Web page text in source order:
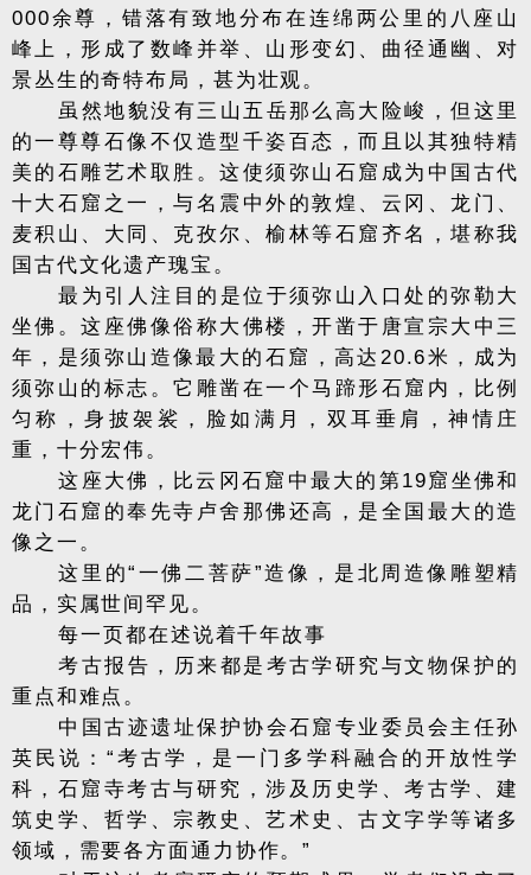
000余尊，错落有致地分布在连绵两公里的八座山
峰上，形成了数峰并举、山形变幻、曲径通幽、对
景丛生的奇特布局，甚为壮观。
虽然地貌没有三山五岳那么高大险峻，但这里
的一尊尊石像不仅造型千姿百态，而且以其独特精
美的石雕艺术取胜。这使须弥山石窟成为中国古代
十大石窟之一，与名震中外的敦煌、云冈、龙门、
麦积山、大同、克孜尔、榆林等石窟齐名，堪称我
国古代文化遗产瑰宝。
最为引人注目的是位于须弥山入口处的弥勒大
坐佛。这座佛像俗称大佛楼，开凿于唐宣宗大中三
年，是须弥山造像最大的石窟，高达20.6米，成为
须弥山的标志。它雕凿在一个马蹄形石窟内，比例
匀称，身披袈裟，脸如满月，双耳垂肩，神情庄
重，十分宏伟。
这座大佛，比云冈石窟中最大的第19窟坐佛和
龙门石窟的奉先寺卢舍那佛还高，是全国最大的造
像之一。
这里的“一佛二菩萨”造像，是北周造像雕塑精
品，实属世间罕见。
每一页都在述说着千年故事
考古报告，历来都是考古学研究与文物保护的
重点和难点。
中国古迹遗址保护协会石窟专业委员会主任孙
英民说：“考古学，是一门多学科融合的开放性学
科，石窟寺考古与研究，涉及历史学、考古学、建
筑史学、哲学、宗教史、艺术史、古文字学等诸多
领域，需要各方面通力协作。”